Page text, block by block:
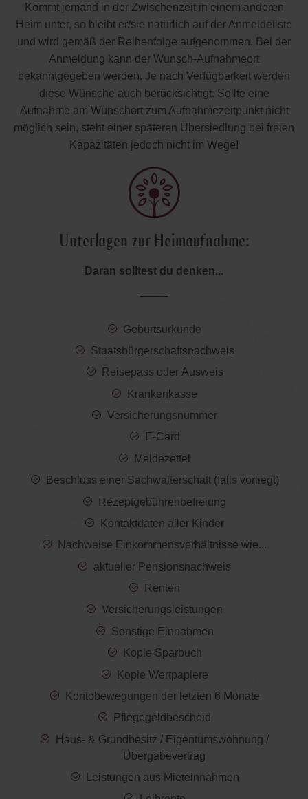
Kommt jemand in der Zwischenzeit in einem anderen
Heim unter, so bleibt er/sie natürlich auf der Anmeldeliste
und wird gemäß der Reihenfolge aufgenommen. Bei der
Anmeldung kann der Wunsch-Aufnahmeort
bekanntgegeben werden. Je nach Verfügbarkeit werden
diese Wünsche auch berücksichtigt. Sollte eine
Aufnahme am Wunschort zum Aufnahmezeitpunkt nicht
möglich sein, steht einer späteren Übersiedlung bei freien
Kapazitäten jedoch nicht im Wege!
Unterlagen zur Heimaufnahme:
Daran solltest du denken...
Geburtsurkunde
Staatsbürgerschaftsnachweis
Reisepass oder Ausweis
Krankenkasse
Versicherungsnummer
E-Card
Meldezettel
Beschluss einer Sachwalterschaft (falls vorliegt)
Rezeptgebührenbefreiung
Kontaktdaten aller Kinder
Nachweise Einkommensverhältnisse wie...
aktueller Pensionsnachweis
Renten
Versicherungsleistungen
Sonstige Einnahmen
Kopie Sparbuch
Kopie Wertpapiere
Kontobewegungen der letzten 6 Monate
Pflegegeldbescheid
Haus- & Grundbesitz / Eigentumswohnung /
Übergabevertrag
Leistungen aus Mieteinnahmen